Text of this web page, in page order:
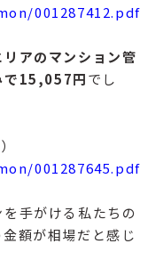
001287412.pdf
アのマンション管
で15,057円でし
001287645.pdf
手がける私たちの
額が相場だと感じ